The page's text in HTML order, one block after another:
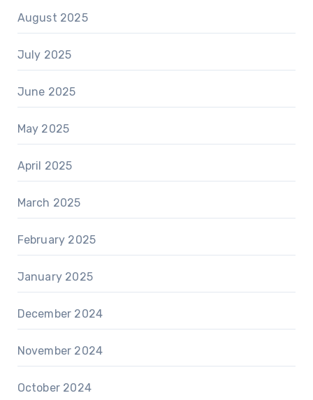
August 2025
July 2025
June 2025
May 2025
April 2025
March 2025
February 2025
January 2025
December 2024
November 2024
October 2024